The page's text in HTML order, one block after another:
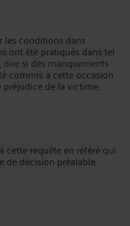
les conditions dans
ont été pratiqués dans tel
si des manquements
commis à cette occasion
de la victime.
cette requête en référé qui
de décision préalable.